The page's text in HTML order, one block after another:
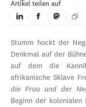
Artikel teilen auf
Stumm hockt der
Denkmal auf der
auf dem die
afrikanische Sklave
die Frau und der
Beginn der kolonialen